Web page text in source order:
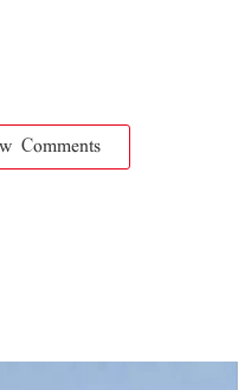
Comments